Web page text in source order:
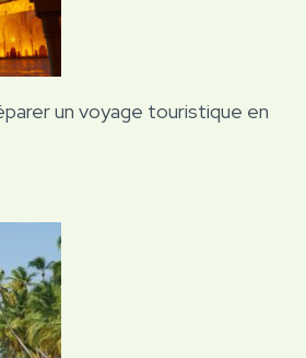
un voyage touristique en